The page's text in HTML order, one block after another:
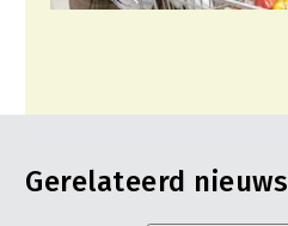
Gerelateerd nieuws